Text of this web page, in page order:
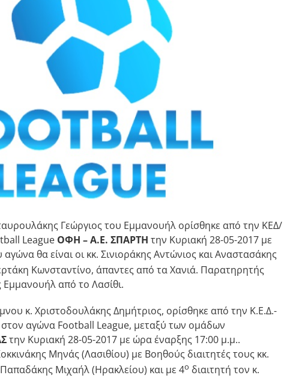
Γεώργιος του Εμμανουήλ ορίσθηκε από την ΚΕΔ/
League ΟΦΗ – Α.Ε. ΣΠΑΡΤΗ την Κυριακή 28-05-2017 με
θα είναι οι κκ. Σινιοράκης Αντώνιος και Αναστασάκης
Κωνσταντίνο, άπαντες από τα Χανιά. Παρατηρητής
Εμμανουήλ από το Λασίθι.
κ. Χριστοδουλάκης Δημήτριος, ορίσθηκε από την Κ.Ε.Δ.-
αγώνα Football League, μεταξύ των ομάδων
την Κυριακή 28-05-2017 με ώρα έναρξης 17:00 μ.μ..
Μηνάς (Λασιθίου) με Βοηθούς διαιτητές τους κκ.
Μιχαήλ (Ηρακλείου) και με 4ο διαιτητή τον κ.